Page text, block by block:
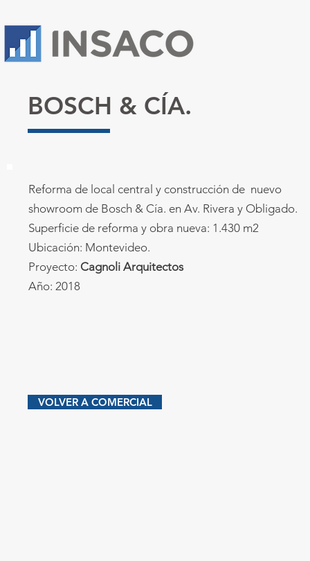
BOSCH & CÍA.
Reforma de local central y construcción de nuevo
showroom de Bosch & Cía. en Av. Rivera y Obligado.
Superficie de reforma y obra nueva: 1.430 m2
Ubicación: Montevideo.
Proyecto: Cagnoli Arquitectos
Año: 2018
VOLVER A COMERCIAL